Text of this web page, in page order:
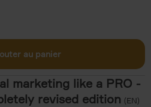
au panier
marketing like a PRO -
revised edition (EN)